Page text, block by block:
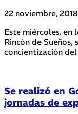
22 noviembre, 2018
Este miércoles, en
Rincón de Sueños,
concientización
Se realizó en
jornadas de